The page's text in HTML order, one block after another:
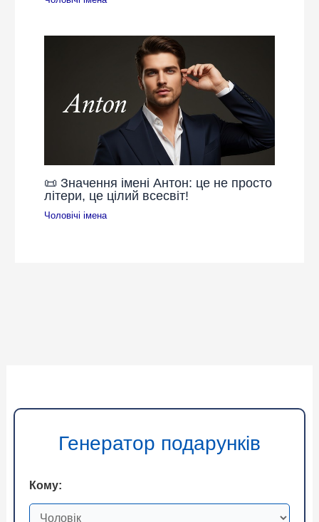
📜 Значення імені Антон: це не просто
літери, це цілий всесвіт!
Чоловічі імена
Генератор подарунків
Кому: